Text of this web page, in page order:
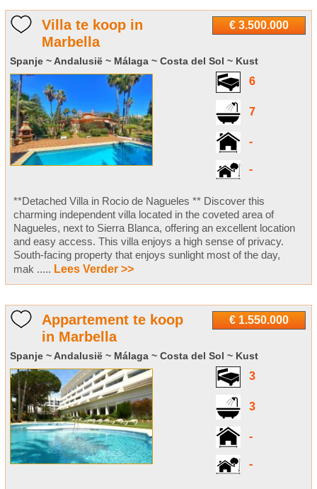
€ 3.500.000
Villa te koop in
Marbella
Spanje ~ Andalusië ~ Málaga ~ Costa del Sol ~ Kust
6
7
-
-
**Detached Villa in Rocio de Nagueles ** Discover this
charming independent villa located in the coveted area of
Nagueles, next to Sierra Blanca, offering an excellent location
and easy access. This villa enjoys a high sense of privacy.
South-facing property that enjoys sunlight most of the day,
mak ..... Lees Verder >>
€ 1.550.000
Appartement te koop
in Marbella
Spanje ~ Andalusië ~ Málaga ~ Costa del Sol ~ Kust
3
3
-
-